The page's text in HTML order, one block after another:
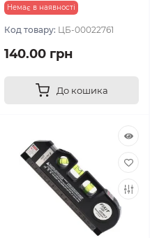
Немає в наявності
Код товару: ЦБ-00022761
140.00 грн
До кошика